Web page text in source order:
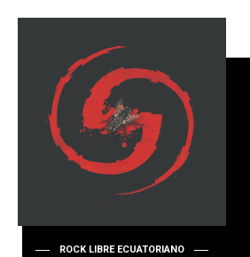
ROCK LIBRE ECUATORIANO